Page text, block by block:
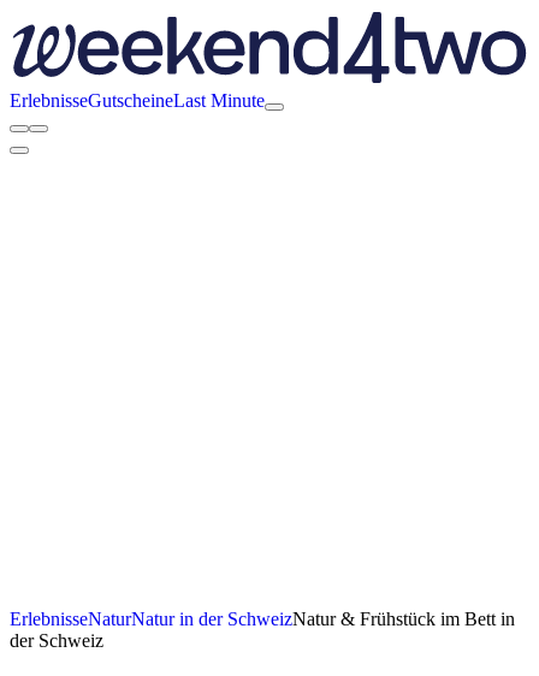
ErlebnisseGutscheineLast Minute
ErlebnisseNaturNatur in der SchweizNatur & Frühstück im Bett in
der Schweiz